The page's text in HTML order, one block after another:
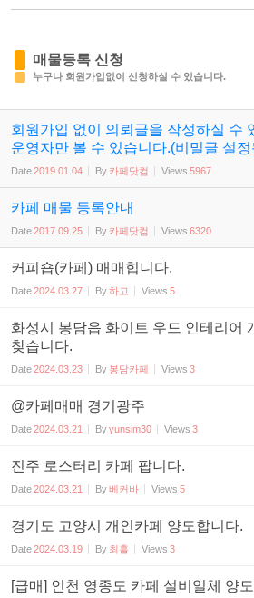
매물등록 신청
누구나 회원가입없이 신청하실 수 있습니다.
회원가입 없이 의뢰글을 작성하실 수
운영자만 볼 수 있습니다.(비밀글 설정
Date2019.01.04 By 카페닷컴 Views 5967
카페 매물 등록안내
Date2017.09.25 By 카페닷컴 Views 6320
커피숍(카페) 매매힙니다.
Date2024.03.27 By하고 Views 5
화성시 봉담읍 화이트 우드 인테리어
찾습니다.
Date2024.03.23 By 봉담카페 Views 3
@카페매매 경기광주
Date2024.03.21 Byyunsim30 Views 3
진주 로스터리 카페 팝니다.
Date2024.03.21 By베커바 Views 5
경기도 고양시 개인카페 양도합니다.
Date2024.03.19 By 최흘 Views 3
[급매] 인천 영종도 카페 설비일체 양